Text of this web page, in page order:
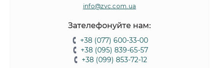
info@zvc.com.ua
Зателефонуйте нам:
+38 (077) 600-33-00
+38 (095) 839-65-57
+38 (099) 853-72-12